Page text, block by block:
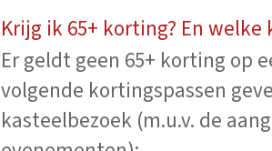
Krijg ik 65+ korting? En
Er geldt geen 65+ korting op
volgende kortingspassen
kasteelbezoek (m.u.v. de